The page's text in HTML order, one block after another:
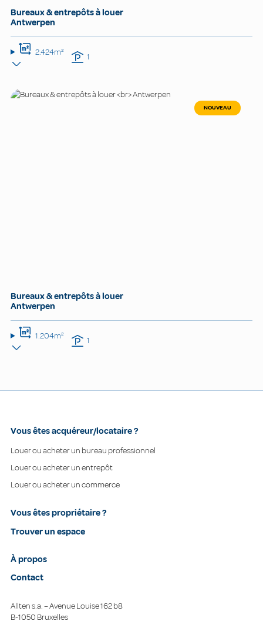
Bureaux & entrepôts à louer
Antwerpen
2.424m² 1
NOUVEAU
Bureaux & entrepôts à louer
Antwerpen
1.204m² 1
Vous êtes acquéreur/locataire ?
Louer ou acheter un bureau professionnel
Louer ou acheter un entrepôt
Louer ou acheter un commerce
Vous êtes propriétaire ?
Trouver un espace
À propos
Contact
Allten s.a. – Avenue Louise 162 b8
B-1050 Bruxelles